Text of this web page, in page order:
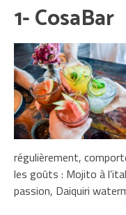
1- CosaBar
régulièrement,
les goûts : Mojito à
passion, Daiquiri